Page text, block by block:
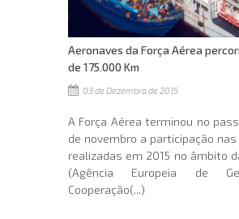
Aeronaves da Força Aérea
de 175.000 Km
03 de Dezembro de 2015
A Força Aérea terminou no
de novembro a participação
realizadas em 2015 no âmbito
(Agência Europeia de
Cooperação(...)